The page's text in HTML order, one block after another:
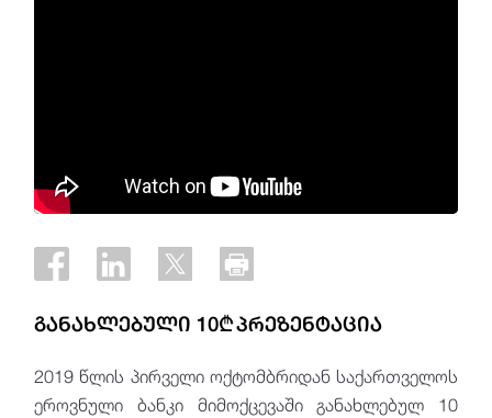
ᲒᲐᲜᲐᲮᲚᲔᲑᲣᲚᲘ 10₾ ᲞᲠᲔᲖᲔᲜᲢᲐᲪᲘᲐ
2019 წლის პირველი ოქტომბრიდან საქართველოს
ეროვნული ბანკი მიმოქცევაში განახლებულ 10